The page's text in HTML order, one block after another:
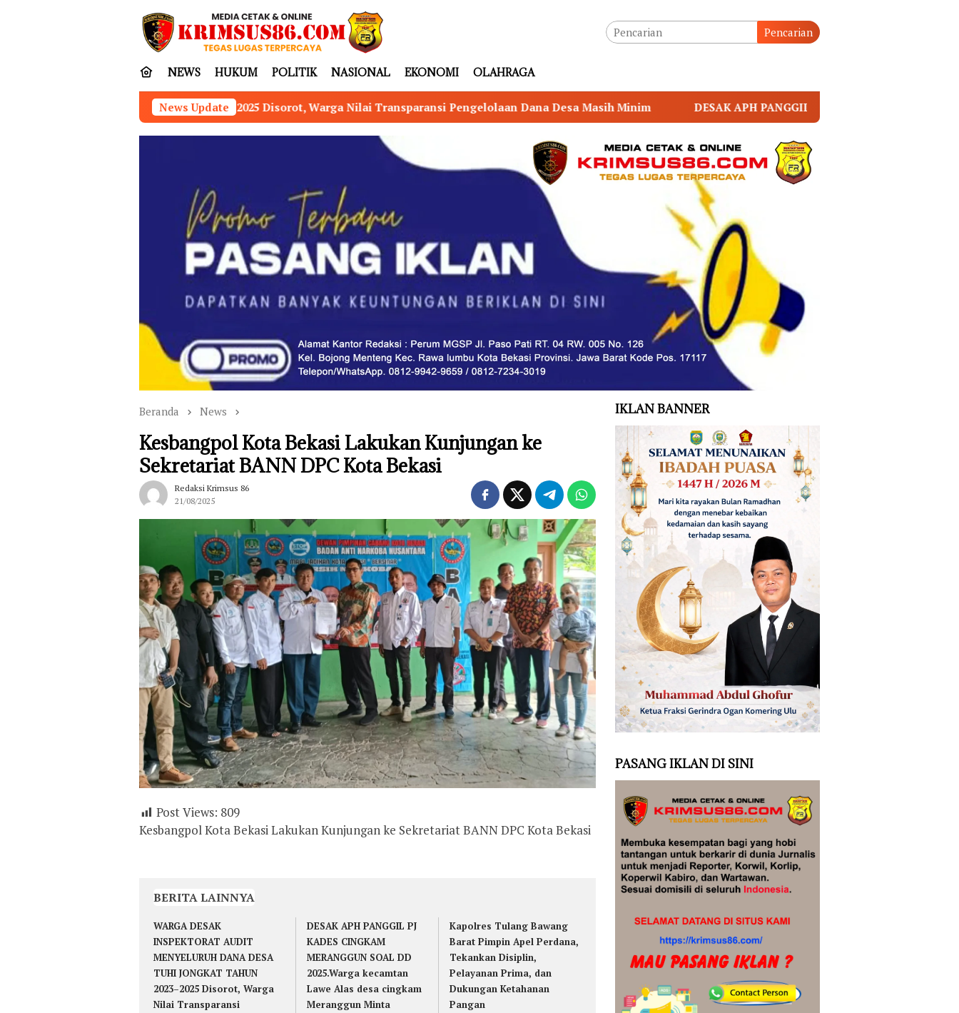
Pencarian
NEWS HUKUM POLITIK NASIONAL EKONOMI OLAHRAGA
News Update
2023–2025 Disorot, Warga Nilai Transparansi Pengelolaan Dana Desa Masih Minim DESAK APH PANGGIL PJ KADES CINGKAM MERANGGUN SOAL DD
Beranda News
Kesbangpol Kota Bekasi Lakukan Kunjungan ke
Sekretariat BANN DPC Kota Bekasi
Redaksi Krimsus 86
21/08/2025
Post Views: 809
Kesbangpol Kota Bekasi Lakukan Kunjungan ke Sekretariat BANN DPC Kota Bekasi
BERITA LAINNYA
WARGA DESAK
INSPEKTORAT AUDIT
MENYELURUH DANA DESA
TUHI JONGKAT TAHUN
2023–2025 Disorot, Warga
Nilai Transparansi
DESAK APH PANGGIL PJ
KADES CINGKAM
MERANGGUN SOAL DD
2025.Warga kecamtan
Lawe Alas desa cingkam
Meranggun Minta
Kapolres Tulang Bawang
Barat Pimpin Apel Perdana,
Tekankan Disiplin,
Pelayanan Prima, dan
Dukungan Ketahanan
Pangan
IKLAN BANNER
PASANG IKLAN DI SINI